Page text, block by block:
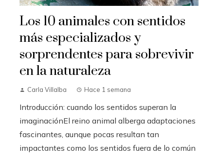
Los 10 animales con sentidos
más especializados y
sorprendentes para sobrevivir
en la naturaleza
Carla Villalba Hace 1 semana
Introducción: cuando los sentidos superan la
imaginaciónEl reino animal alberga adaptaciones
fascinantes, aunque pocas resultan tan
impactantes como los sentidos fuera de lo común